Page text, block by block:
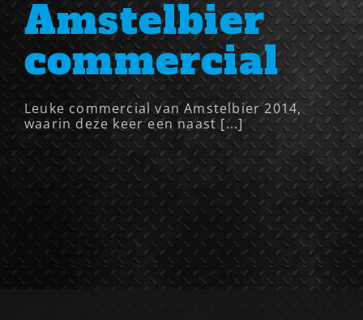
Amstelbier
commercial
Leuke commercial van Amstelbier 2014,
waarin deze keer een naast [...]